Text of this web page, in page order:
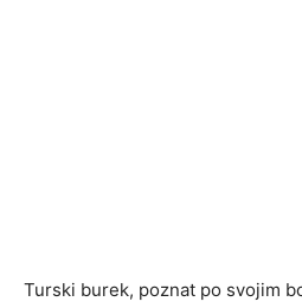
Turski burek, poznat po svojim